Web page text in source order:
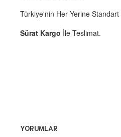
Türkiye'nin Her Yerine Standart
Sürat Kargo İle Teslimat.
YORUMLAR